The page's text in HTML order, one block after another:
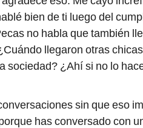
bien de ti luego del
no habla que también
llegaron otras
sociedad? ¿Ahí si no lo
sin que eso
has conversado con